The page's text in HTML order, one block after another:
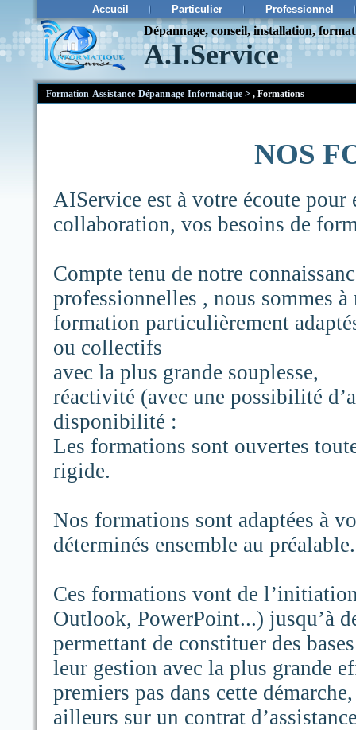
Accueil Particulier Professionnel
Dépannage, conseil, installation,
A.I.Service
¨ Formation-Assistance-Dépannage-Informatique > , Formations
NOS
AIService est à votre écoute pour
collaboration, vos besoins de
Compte tenu de notre
professionnelles , nous sommes
formation particulièrement
ou collectifs
avec la plus grande souplesse,
réactivité (avec une possibilité
disponibilité :
Les formations sont ouvertes
rigide.
Nos formations sont adaptées à
déterminés ensemble au préalable.
Ces formations vont de
Outlook, PowerPoint...) jusqu’à
permettant de constituer des
leur gestion avec la plus grande
premiers pas dans cette
ailleurs sur un contrat